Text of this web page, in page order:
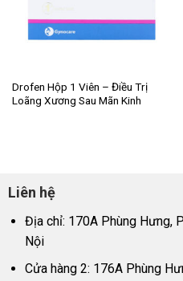
Drofen Hộp 1 Viên – Điều Trị
Loãng Xương Sau Mãn Kinh
Liên hệ
Địa chỉ: 170A Phùng Hưng,
Nội
Cửa hàng 2: 176A Phùng